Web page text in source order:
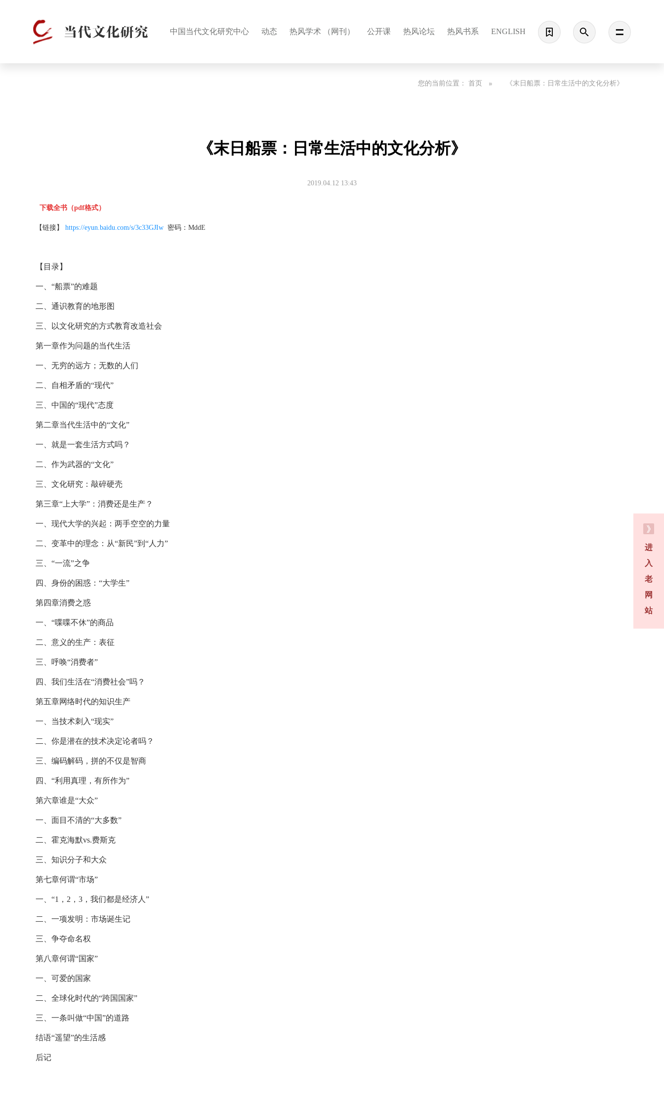
中国当代文化研究中心 动态 热风学术 （网刊） 公开课 热风论坛 热风书系 ENGLISH
进
入
老
网
站
您的当前位置： 首页 《末日船票：日常生活中的文化分析》
《末日船票：日常生活中的文化分析》
2019.04.12 13:43
下载全书（pdf格式）
【链接】 https://eyun.baidu.com/s/3c33GJIw 密码：MddE
【目录】
一、“船票”的难题
二、通识教育的地形图
三、以文化研究的方式教育改造社会
第一章作为问题的当代生活
一、无穷的远方；无数的人们
二、自相矛盾的“现代”
三、中国的“现代”态度
第二章当代生活中的“文化”
一、就是一套生活方式吗？
二、作为武器的“文化”
三、文化研究：敲碎硬壳
第三章“上大学”：消费还是生产？
一、现代大学的兴起：两手空空的力量
二、变革中的理念：从“新民”到“人力”
三、“一流”之争
四、身份的困惑：“大学生”
第四章消费之惑
一、“喋喋不休”的商品
二、意义的生产：表征
三、呼唤“消费者”
四、我们生活在“消费社会”吗？
第五章网络时代的知识生产
一、当技术刺入“现实”
二、你是潜在的技术决定论者吗？
三、编码解码，拼的不仅是智商
四、“利用真理，有所作为”
第六章谁是“大众”
一、面目不清的“大多数”
二、霍克海默vs.费斯克
三、知识分子和大众
第七章何谓“市场”
一、“1，2，3，我们都是经济人”
二、一项发明：市场诞生记
三、争夺命名权
第八章何谓“国家”
一、可爱的国家
二、全球化时代的“跨国国家”
三、一条叫做“中国”的道路
结语“遥望”的生活感
后记